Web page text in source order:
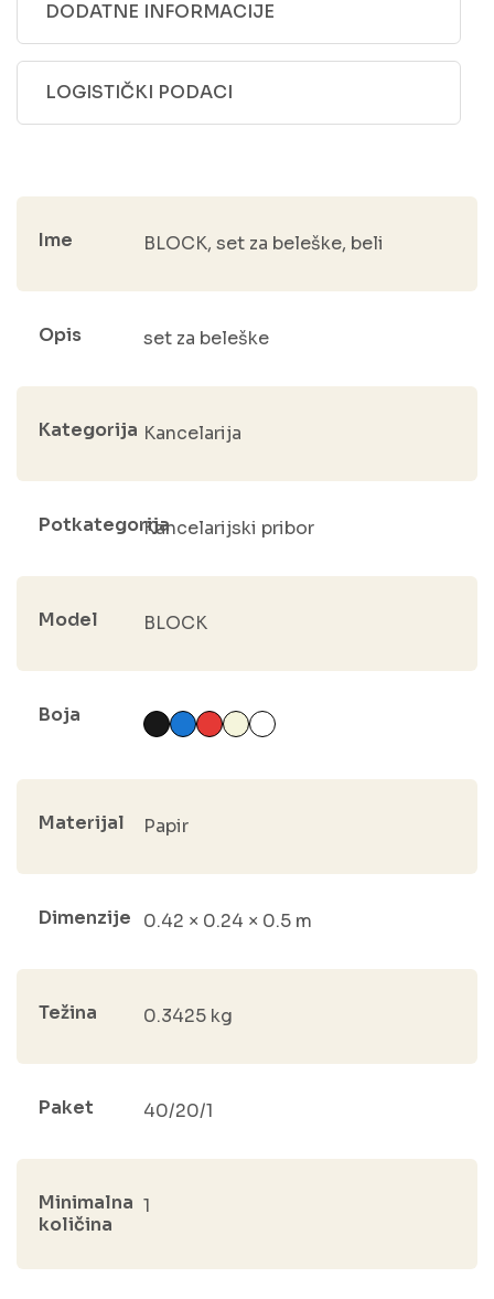
DODATNE INFORMACIJE
LOGISTIČKI PODACI
Ime BLOCK, set za beleške, beli
Opis set za beleške
Kategorija Kancelarija
PotkategorijaKancelarijski pribor
Model BLOCK
Boja
Materijal Papir
Dimenzije 0.42 × 0.24 × 0.5 m
Težina 0.3425 kg
Paket 40/20/1
Minimalna
količina
1